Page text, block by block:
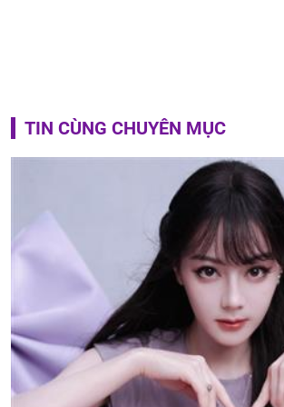
TIN CÙNG CHUYÊN MỤC